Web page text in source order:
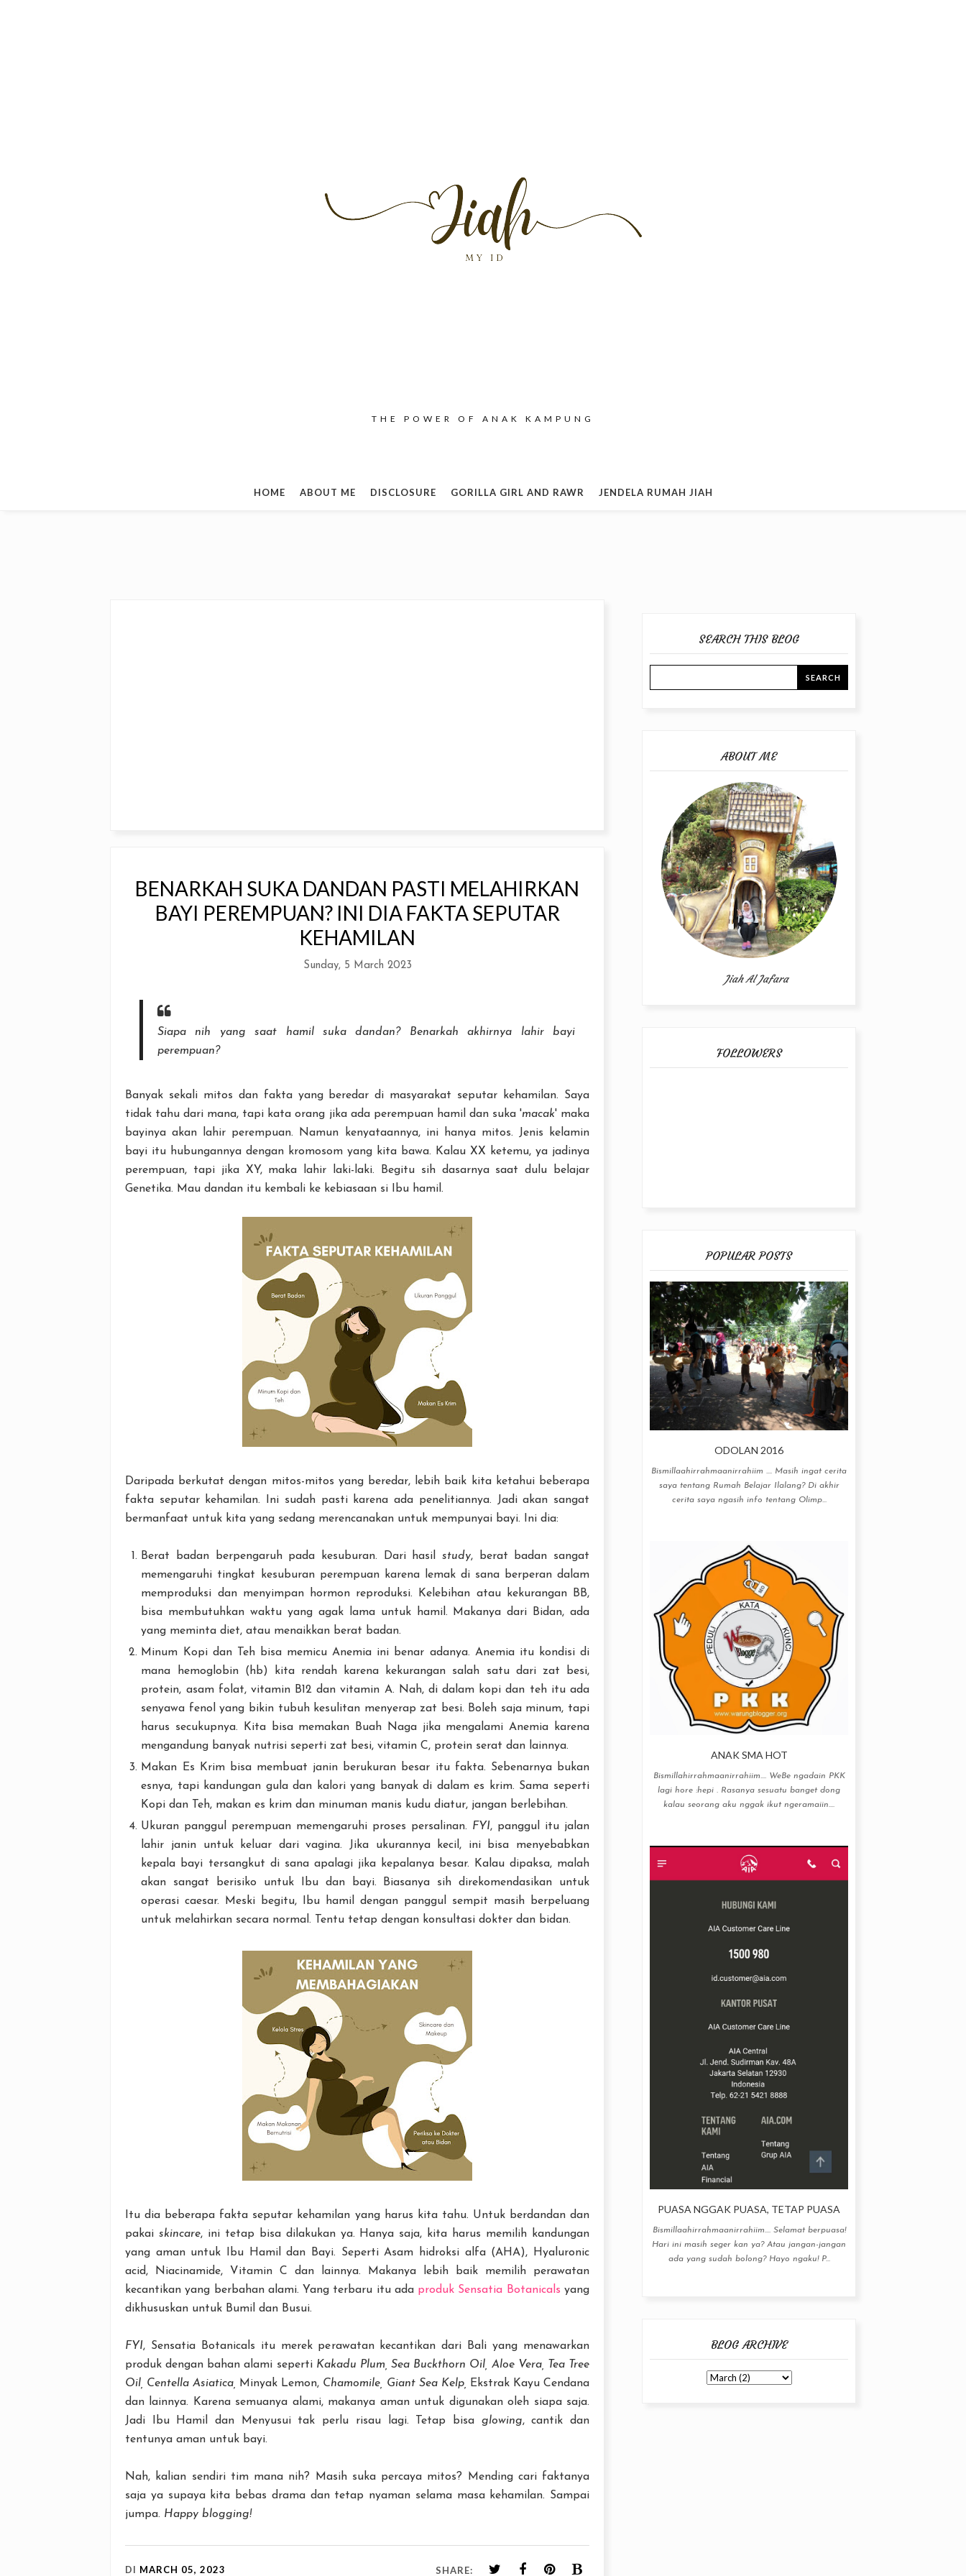
THE POWER OF ANAK KAMPUNG
HOME ABOUT ME DISCLOSURE GORILLA GIRL AND RAWR JENDELA RUMAH JIAH
BENARKAH SUKA DANDAN PASTI MELAHIRKAN
BAYI PEREMPUAN? INI DIA FAKTA SEPUTAR
KEHAMILAN
Sunday, 5 March 2023
Siapa nih yang saat hamil suka dandan? Benarkah akhirnya lahir bayi
perempuan?
Banyak sekali mitos dan fakta yang beredar di masyarakat seputar kehamilan. Saya
tidak tahu dari mana, tapi kata orang jika ada perempuan hamil dan suka 'macak' maka
bayinya akan lahir perempuan. Namun kenyataannya, ini hanya mitos. Jenis kelamin
bayi itu hubungannya dengan kromosom yang kita bawa. Kalau XX ketemu, ya jadinya
perempuan, tapi jika XY, maka lahir laki-laki. Begitu sih dasarnya saat dulu belajar
Genetika. Mau dandan itu kembali ke kebiasaan si Ibu hamil.
Daripada berkutat dengan mitos-mitos yang beredar, lebih baik kita ketahui beberapa
fakta seputar kehamilan. Ini sudah pasti karena ada penelitiannya. Jadi akan sangat
bermanfaat untuk kita yang sedang merencanakan untuk mempunyai bayi. Ini dia:
Berat badan berpengaruh pada kesuburan. Dari hasilstudy, berat badan sangat
memengaruhi tingkat kesuburan perempuan karena lemak di sana berperan dalam
memproduksi dan menyimpan hormon reproduksi. Kelebihan atau kekurangan BB,
bisa membutuhkan waktu yang agak lama untuk hamil. Makanya dari Bidan, ada
yang meminta diet, atau menaikkan berat badan.
Minum Kopi dan Teh bisa memicu Anemia ini benar adanya. Anemia itu kondisi di
mana hemoglobin (hb) kita rendah karena kekurangan salah satu dari zat besi,
protein, asam folat, vitamin B12 dan vitamin A. Nah, di dalam kopi dan teh itu ada
senyawa fenol yang bikin tubuh kesulitan menyerap zat besi. Boleh saja minum, tapi
harus secukupnya. Kita bisa memakan Buah Naga jika mengalami Anemia karena
mengandung banyak nutrisi seperti zat besi, vitamin C, protein serat dan lainnya.
Makan Es Krim bisa membuat janin berukuran besar itu fakta. Sebenarnya bukan
esnya, tapi kandungan gula dan kalori yang banyak di dalam es krim. Sama seperti
Kopi dan Teh, makan es krim dan minuman manis kudu diatur, jangan berlebihan.
Ukuran panggul perempuan memengaruhi proses persalinan. FYI, panggul itu jalan
lahir janin untuk keluar dari vagina. Jika ukurannya kecil, ini bisa menyebabkan
kepala bayi tersangkut di sana apalagi jika kepalanya besar. Kalau dipaksa, malah
akan sangat berisiko untuk Ibu dan bayi. Biasanya sih direkomendasikan untuk
operasi caesar. Meski begitu, Ibu hamil dengan panggul sempit masih berpeluang
untuk melahirkan secara normal. Tentu tetap dengan konsultasi dokter dan bidan.
Itu dia beberapa fakta seputar kehamilan yang harus kita tahu. Untuk berdandan dan
pakai skincare, ini tetap bisa dilakukan ya. Hanya saja, kita harus memilih kandungan
yang aman untuk Ibu Hamil dan Bayi. Seperti Asam hidroksi alfa (AHA), Hyaluronic
acid, Niacinamide, Vitamin C dan lainnya. Makanya lebih baik memilih perawatan
kecantikan yang berbahan alami. Yang terbaru itu ada produk Sensatia Botanicals yang
dikhususkan untuk Bumil dan Busui.
FYI, Sensatia Botanicals itu merek perawatan kecantikan dari Bali yang menawarkan
produk dengan bahan alami seperti Kakadu Plum, Sea Buckthorn Oil, Aloe Vera, Tea Tree
Oil, Centella Asiatica,
Minyak Lemon, Chamomile, Giant Sea Kelp,
Ekstrak Kayu Cendana
dan lainnya. Karena semuanya alami, makanya aman untuk digunakan oleh siapa saja.
Jadi Ibu Hamil dan Menyusui tak perlu risau lagi. Tetap bisa glowing, cantik dan
tentunya aman untuk bayi.
Nah, kalian sendiri tim mana nih? Masih suka percaya mitos? Mending cari faktanya
saja ya supaya kita bebas drama dan tetap nyaman selama masa kehamilan. Sampai
jumpa. Happy blogging!
DI MARCH 05, 2023 SHARE:
SEARCH THIS BLOG
ABOUT ME
Jiah Al Jafara
FOLLOWERS
POPULAR POSTS
ODOLAN 2016
Bismillaahirrahmaanirrahiim .... Masih ingat cerita
saya tentang Rumah Belajar Ilalang? Di akhir
cerita saya ngasih info tentang Olimp...
ANAK SMA HOT
Bismillahirrahmaanirrahiim…. WeBe ngadain PKK
lagi hore :hepi . Rasanya sesuatu banget dong
kalau seorang aku nggak ikut ngeramaiin....
PUASA NGGAK PUASA, TETAP PUASA
Bismillaahirrahmaanirrahiim.... Selamat berpuasa!
Hari ini masih seger kan ya? Atau jangan-jangan
ada yang sudah bolong? Hayo ngaku! P...
BLOG ARCHIVE